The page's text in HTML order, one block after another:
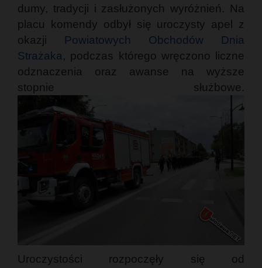
dumy, tradycji i zasłużonych wyróżnień. Na
placu komendy odbył się uroczysty apel z
okazji Powiatowych Obchodów Dnia
Strażaka, podczas którego wręczono liczne
odznaczenia oraz awanse na wyższe
stopnie służbowe.
Uroczystości rozpoczęły się od